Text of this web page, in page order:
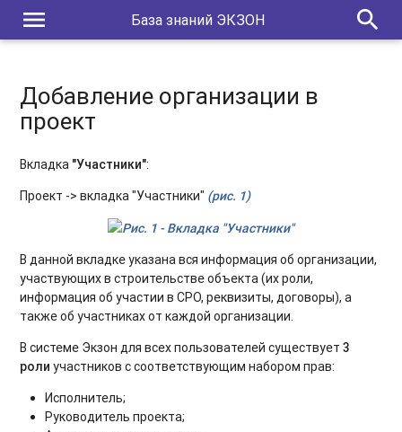
menu База знаний ЭКЗОН search
Добавление организации в
проект
Вкладка "Участники":
Проект -> вкладка "Участники" (рис. 1)
Рис. 1 - Вкладка "Участники"
В данной вкладке указана вся информация об организации,
участвующих в строительстве объекта (их роли,
информация об участии в СРО, реквизиты, договоры), а
также об участниках от каждой организации.
В системе Экзон для всех пользователей существует3
роли участников с соответствующим набором прав:
Исполнитель;
Руководитель проекта;